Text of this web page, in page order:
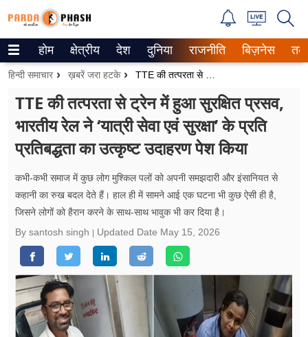
Trending on Google News
वेब स्टोरीज
उत्तर प्रदेश
गैलरी
वीडियो
रिलेशनशिप
जीवन मंत्रा
फूड
होम क्षेत्रीय देश दुनिया राजनीति बिज़नेस
हिन्दी समाचार ख़बरें जरा हटके
TTE की तत्परता से ट्रेन में हुआ सुरक्षित प्रसव,
भारतीय रेल ने ‘यात्री सेवा एवं सुरक्षा’ के प्रति
प्रतिबद्धता का उत्कृष्ट उदाहरण पेश किया
कभी-कभी समाज में कुछ लोग मुश्किल पलों को अपनी समझदारी और इंसानियत से
कहानी का रुख बदल देते हैं। हाल ही में सामने आई एक घटना भी कुछ ऐसी ही है,
जिसने लोगों को हैरान करने के साथ-साथ भावुक भी कर दिया है।
By santosh singh
Updated Date May 15, 2026